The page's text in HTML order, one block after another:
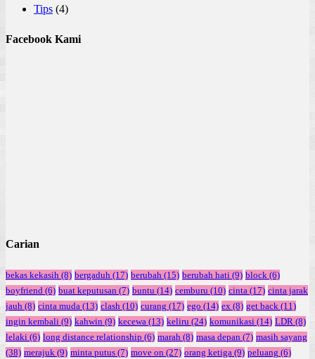
Tips (4)
Facebook Kami
Carian
bekas kekasih (8) bergaduh (17) berubah (15) berubah hati (9) block (6)
boyfriend (6) buat keputusan (7) buntu (14) cemburu (10) cinta (17) cinta jarak
jauh (8) cinta muda (13) clash (10) curang (17) ego (14) ex (8) get back (11)
ingin kembali (9) kahwin (9) kecewa (13) keliru (24) komunikasi (14) LDR (8)
lelaki (6) long distance relationship (6) marah (8) masa depan (7) masih sayang
(38) merajuk (9) minta putus (7) move on (27) orang ketiga (9) peluang (6)